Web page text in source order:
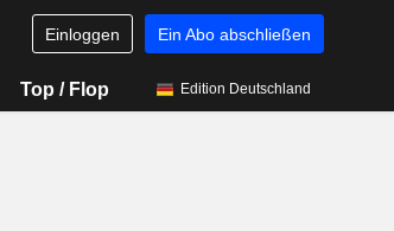
Einloggen Ein Abo abschließen
Top / Flop Edition Deutschland